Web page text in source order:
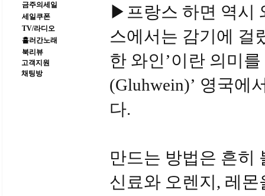
금주의세일
세일쿠폰
TV/라디오
흘러간노래
북리뷰
고객지원
채팅방
▶프랑스 하면 역시
스에서는 감기에 걸
한 와인’이란 의미
(Gluhwein)’ 영국에
다.
만드는 방법은 흔히
신료와 오렌지, 레